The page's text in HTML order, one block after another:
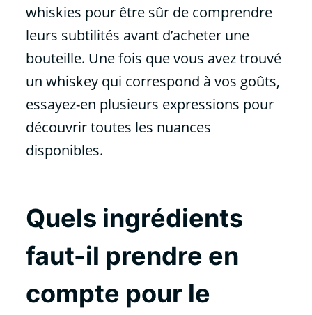
whiskies pour être sûr de comprendre
leurs subtilités avant d’acheter une
bouteille. Une fois que vous avez trouvé
un whiskey qui correspond à vos goûts,
essayez-en plusieurs expressions pour
découvrir toutes les nuances
disponibles.
Quels ingrédients
faut-il prendre en
compte pour le